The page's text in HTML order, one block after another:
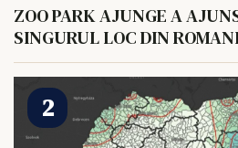
ZOO PARK AJUNGE A
SINGURUL LOC DIN
HRANI UN ELEFANT